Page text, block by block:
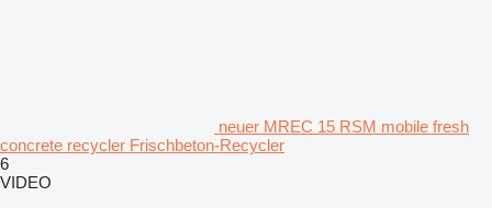
neuer MREC 15 RSM mobile fresh
concrete recycler Frischbeton-Recycler
6
VIDEO